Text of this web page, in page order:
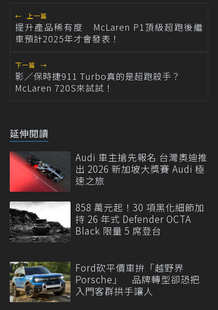
← 上一篇
提升產品稀有度 McLaren P1頂級超跑後繼
車預計2025年才會發表！
下一篇 →
影／保時捷911 Turbo真的是超跑殺手？
McLaren 720S來試試！
延伸閱讀
Audi 車主搶先報名 台灣奧迪推
出 2026 新加坡大獎賽 Audi 極
速之旅
858 萬元起！30 項黑化細節加
持 26 年式 Defender OCTA
Black 限量 5 席登台
Ford砍平價車拚「越野界
Porsche」 品牌轉型卻恐把
入門客群拱手讓人